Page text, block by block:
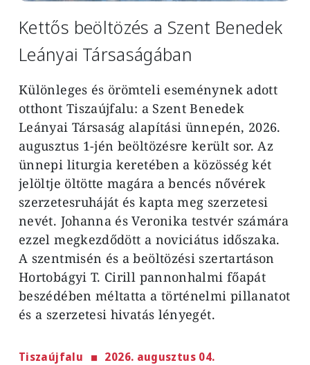
Kettős beöltözés a Szent Benedek
Leányai Társaságában
Különleges és örömteli eseménynek adott
otthont Tiszaújfalu: a Szent Benedek
Leányai Társaság alapítási ünnepén, 2026.
augusztus 1-jén beöltözésre került sor. Az
ünnepi liturgia keretében a közösség két
jelöltje öltötte magára a bencés nővérek
szerzetesruháját és kapta meg szerzetesi
nevét. Johanna és Veronika testvér számára
ezzel megkezdődött a noviciátus időszaka.
A szentmisén és a beöltözési szertartáson
Hortobágyi T. Cirill pannonhalmi főapát
beszédében méltatta a történelmi pillanatot
és a szerzetesi hivatás lényegét.
Tiszaújfalu 2026. augusztus 04.